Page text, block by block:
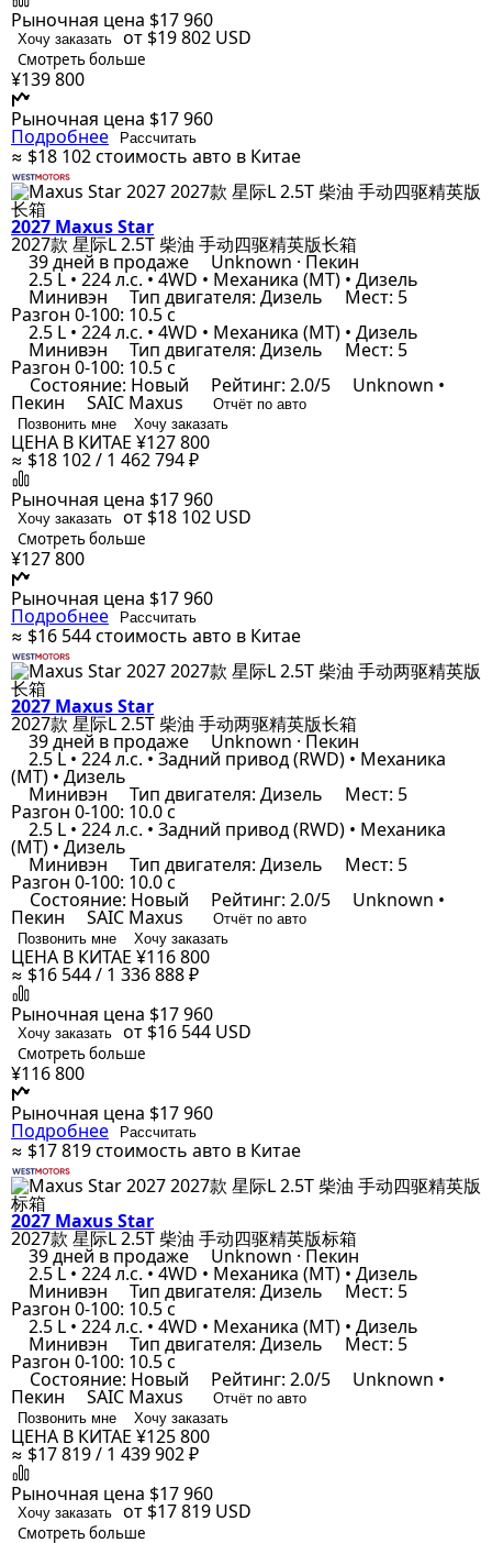
Рыночная цена $17 960
Хочу заказать от $19 802 USD
Смотреть больше
¥139 800
Рыночная цена $17 960
Подробнее Рассчитать
≈ $18 102стоимость авто в Китае
2027 Maxus Star
2027款 星际L 2.5T 柴油 手动四驱精英版长箱
39 дней в продаже Unknown · Пекин
2.5 L • 224 л.с. • 4WD • Механика (MT) • Дизель
Минивэн Тип двигателя: Дизель Мест: 5
Разгон 0-100: 10.5 с
2.5 L • 224 л.с. • 4WD • Механика (MT) • Дизель
Минивэн Тип двигателя: Дизель Мест: 5
Разгон 0-100: 10.5 с
Состояние: Новый Рейтинг: 2.0/5 Unknown •
Пекин SAIC Maxus
Отчёт по авто
Позвонить мне
Хочу заказать
ЦЕНА В КИТАЕ ¥127 800
≈ $18 102 / 1 462 794 ₽
Рыночная цена $17 960
Хочу заказать от $18 102 USD
Смотреть больше
¥127 800
Рыночная цена $17 960
Подробнее Рассчитать
≈ $16 544стоимость авто в Китае
2027 Maxus Star
2027款 星际L 2.5T 柴油 手动两驱精英版长箱
39 дней в продаже Unknown · Пекин
2.5 L • 224 л.с. • Задний привод (RWD) • Механика
(MT) • Дизель
Минивэн Тип двигателя: Дизель Мест: 5
Разгон 0-100: 10.0 с
2.5 L • 224 л.с. • Задний привод (RWD) • Механика
(MT) • Дизель
Минивэн Тип двигателя: Дизель Мест: 5
Разгон 0-100: 10.0 с
Состояние: Новый Рейтинг: 2.0/5 Unknown •
Пекин SAIC Maxus
Отчёт по авто
Позвонить мне
Хочу заказать
ЦЕНА В КИТАЕ ¥116 800
≈ $16 544 / 1 336 888 ₽
Рыночная цена $17 960
Хочу заказать от $16 544 USD
Смотреть больше
¥116 800
Рыночная цена $17 960
Подробнее Рассчитать
≈ $17 819стоимость авто в Китае
2027 Maxus Star
2027款 星际L 2.5T 柴油 手动四驱精英版标箱
39 дней в продаже Unknown · Пекин
2.5 L • 224 л.с. • 4WD • Механика (MT) • Дизель
Минивэн Тип двигателя: Дизель Мест: 5
Разгон 0-100: 10.5 с
2.5 L • 224 л.с. • 4WD • Механика (MT) • Дизель
Минивэн Тип двигателя: Дизель Мест: 5
Разгон 0-100: 10.5 с
Состояние: Новый Рейтинг: 2.0/5 Unknown •
Пекин SAIC Maxus
Отчёт по авто
Позвонить мне
Хочу заказать
ЦЕНА В КИТАЕ ¥125 800
≈ $17 819 / 1 439 902 ₽
Рыночная цена $17 960
Хочу заказать от $17 819 USD
Смотреть больше